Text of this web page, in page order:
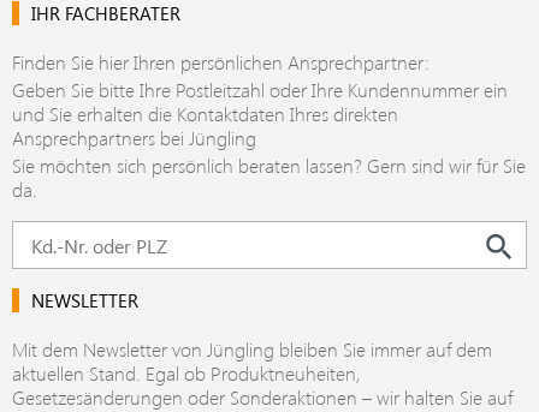
IHR FACHBERATER
Finden Sie hier Ihren persönlichen Ansprechpartner:
Geben Sie bitte Ihre Postleitzahl oder Ihre Kundennummer ein
und Sie erhalten die Kontaktdaten Ihres direkten
Ansprechpartners bei Jüngling
Sie möchten sich persönlich beraten lassen? Gern sind wir für Sie
da.
NEWSLETTER
Mit dem Newsletter von Jüngling bleiben Sie immer auf dem
aktuellen Stand. Egal ob Produktneuheiten,
Gesetzesänderungen oder Sonderaktionen – wir halten Sie auf